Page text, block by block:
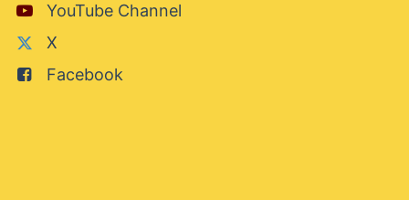
YouTube Channel
X
Facebook